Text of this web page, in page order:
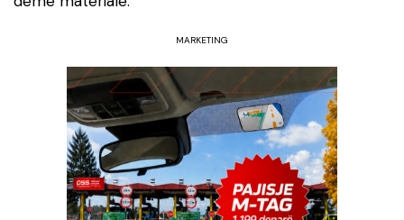
MARKETING